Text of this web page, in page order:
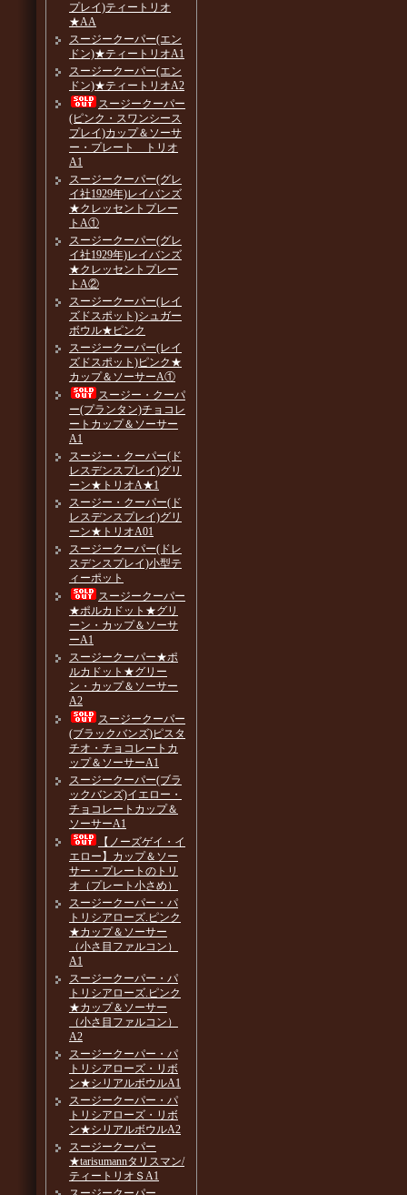
プレイ)ティートリオ
★AA
スージークーパー(エン
ドン)★ティートリオA1
スージークーパー(エン
ドン)★ティートリオA2
スージークーパー
(ピンク・スワンシース
プレイ)カップ＆ソーサ
ー・プレート トリオ
A1
スージークーパー(グレ
イ社1929年)レイバンズ
★クレッセントプレー
トA①
スージークーパー(グレ
イ社1929年)レイバンズ
★クレッセントプレー
トA②
スージークーパー(レイ
ズドスポット)シュガー
ボウル★ピンク
スージークーパー(レイ
ズドスポット)ピンク★
カップ＆ソーサーA①
スージー・クーパ
ー(プランタン)チョコレ
ートカップ＆ソーサー
A1
スージー・クーパー(ド
レスデンスプレイ)グリ
ーン★トリオA★1
スージー・クーパー(ド
レスデンスプレイ)グリ
ーン★トリオA01
スージークーパー(ドレ
スデンスプレイ)小型テ
ィーポット
スージークーパー
★ポルカドット★グリ
ーン・カップ＆ソーサ
ーA1
スージークーパー★ポ
ルカドット★グリー
ン・カップ＆ソーサー
A2
スージークーパー
(ブラックバンズ)ピスタ
チオ・チョコレートカ
ップ＆ソーサーA1
スージークーパー(ブラ
ックバンズ)イエロー・
チョコレートカップ＆
ソーサーA1
【ノーズゲイ・イ
エロー】カップ＆ソー
サー・プレートのトリ
オ（プレート小さめ）
スージークーパー・パ
トリシアローズ.ピンク
★カップ＆ソーサー
（小さ目ファルコン）
A1
スージークーパー・パ
トリシアローズ.ピンク
★カップ＆ソーサー
（小さ目ファルコン）
A2
スージークーパー・パ
トリシアローズ・リボ
ン★シリアルボウルA1
スージークーパー・パ
トリシアローズ・リボ
ン★シリアルボウルA2
スージークーパー
★tarisumannタリスマン/
ティートリオＳA1